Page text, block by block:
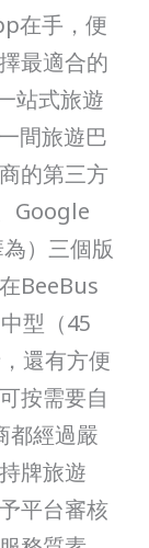
在手，便
最適合的
站式旅遊
間旅遊巴
的第三方
Google
）三個版
BeeBus
型（45
還有方便
按需要自
都經過嚴
牌旅遊
平台審核